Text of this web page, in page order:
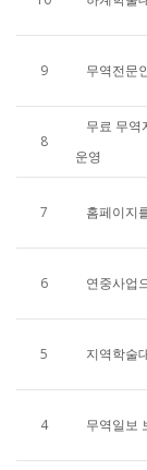
9 무역전문
8
무료 무역
운영
7 홈페이지
6 연중사업
5 지역학술
4 무역일보